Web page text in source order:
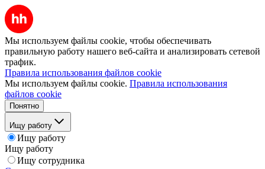
Мы используем файлы cookie, чтобы обеспечивать
правильную работу нашего веб-сайта и анализировать сетевой
трафик.
Правила использования файлов cookie
Мы используем файлы cookie. Правила использования
файлов cookie
Понятно
Ищу работу
Ищу работу
Ищу работу
Ищу сотрудника